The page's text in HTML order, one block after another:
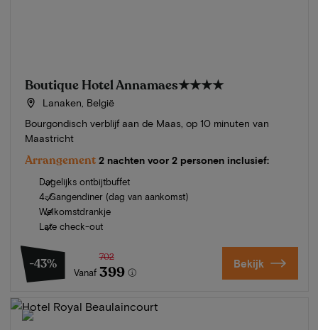
Boutique Hotel Annamaes★★★★
Lanaken, België
Bourgondisch verblijf aan de Maas, op 10 minuten van
Maastricht
Arrangement 2 nachten voor 2 personen inclusief:
Dagelijks ontbijtbuffet
4-Gangendiner (dag van aankomst)
Welkomstdrankje
Late check-out
-43%
Vanaf
702
399 Bekijk